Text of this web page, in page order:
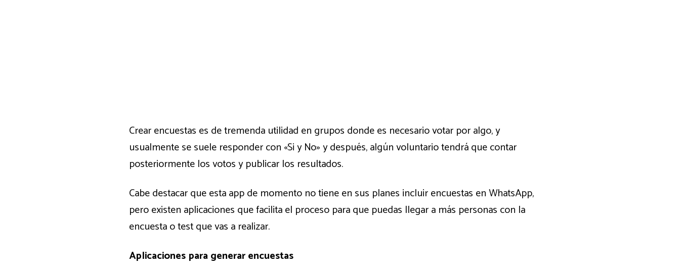
Crear encuestas es de tremenda utilidad en grupos donde es necesario votar por algo, y
usualmente se suele responder con «Si y No» y después, algún voluntario tendrá que contar
posteriormente los votos y publicar los resultados.
Cabe destacar que esta app de momento no tiene en sus planes incluir encuestas en WhatsApp,
pero existen aplicaciones que facilita el proceso para que puedas llegar a más personas con la
encuesta o test que vas a realizar.
Aplicaciones para generar encuestas